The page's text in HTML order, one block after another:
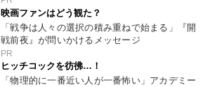
映画ファンはどう観た？
「戦争は人々の選択の積み重ねで始まる」『開
戦前夜』が問いかけるメッセージ
PR
ヒッチコックを彷彿…！
「物理的に一番近い人が一番怖い」アカデミー